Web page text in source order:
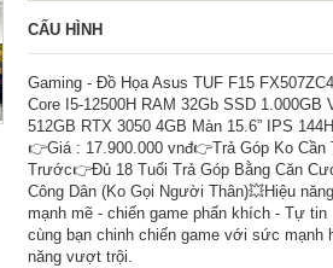
CẤU HÌNH
Gaming - Đồ Họa Asus TUF F15 FX507ZC4
Core I5-12500H RAM 32Gb SSD 1.000GB
512GB RTX 3050 4GB Màn 15.6” IPS
👉Giá : 17.900.000 vnđ👉Trả Góp Ko Cần
Trước👉Đủ 18 Tuổi Trả Góp Bằng Căn
Công Dân (Ko Gọi Người Thân)💥Hiệu năng
mạnh mẽ - chiến game phấn khích - Tự tin
cùng bạn chinh chiến game với sức mạnh
năng vượt trội.